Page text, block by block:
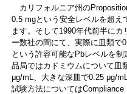
カリフォルニア州の
0.5 mgという安全レベルを超え
ます。そして1990年代前半に
ー数社の間にて、実際に皿類で
という許容可能なPbレベルを
品局ではカドミウムについて皿
μg/mL、大きな深皿で0.25 μg/
試験方法については